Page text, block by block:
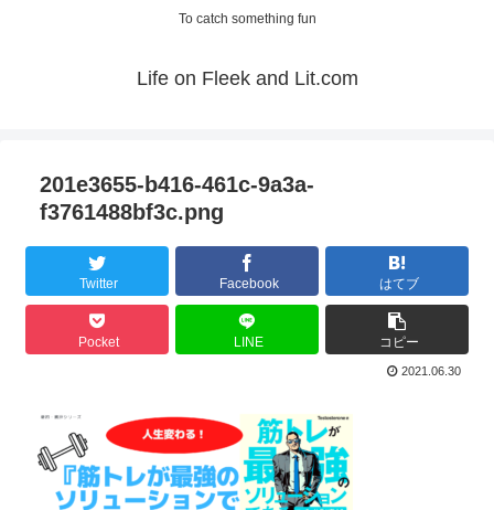
To catch something fun
Life on Fleek and Lit.com
201e3655-b416-461c-9a3a-
f3761488bf3c.png
Twitter Facebook はてブ
Pocket LINE コピー
2021.06.30